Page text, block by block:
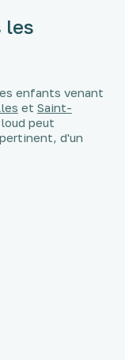
les
enfants venant
et Saint-
peut
d'un